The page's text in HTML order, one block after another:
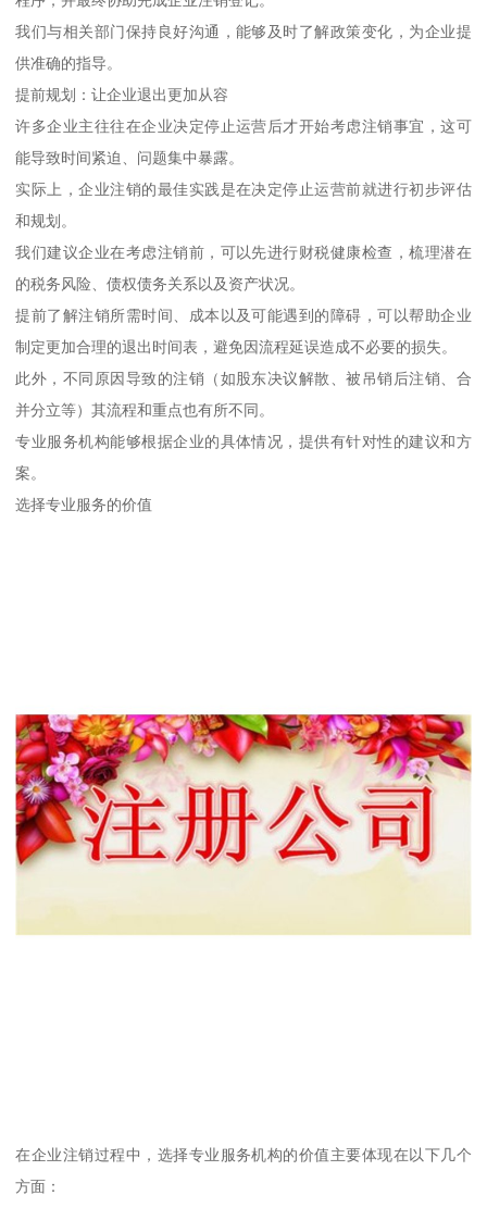
我们与相关部门保持良好沟通，能够及时了解政策变化，为企业提
供准确的指导。
提前规划：让企业退出更加从容
许多企业主往往在企业决定停止运营后才开始考虑注销事宜，这可
能导致时间紧迫、问题集中暴露。
实际上，企业注销的最佳实践是在决定停止运营前就进行初步评估
和规划。
我们建议企业在考虑注销前，可以先进行财税健康检查，梳理潜在
的税务风险、债权债务关系以及资产状况。
提前了解注销所需时间、成本以及可能遇到的障碍，可以帮助企业
制定更加合理的退出时间表，避免因流程延误造成不必要的损失。
此外，不同原因导致的注销（如股东决议解散、被吊销后注销、合
并分立等）其流程和重点也有所不同。
专业服务机构能够根据企业的具体情况，提供有针对性的建议和方
案。
选择专业服务的价值
在企业注销过程中，选择专业服务机构的价值主要体现在以下几个
方面：